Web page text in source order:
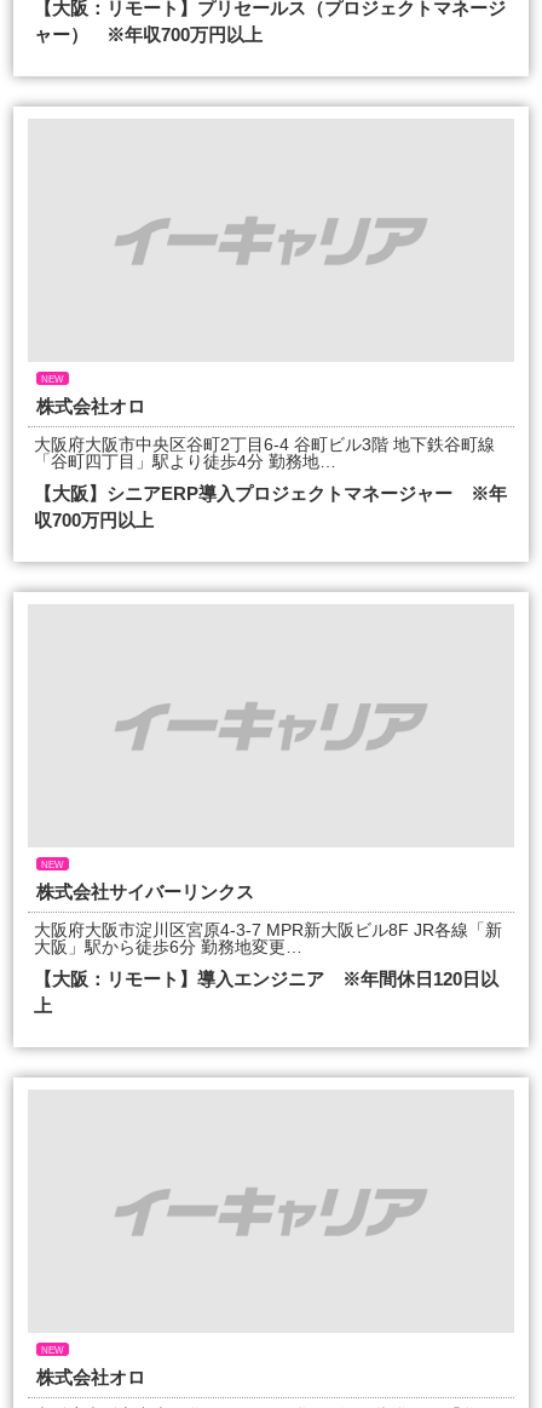
【大阪：リモート】プリセールス（プロジェクトマネージ
ャー） ※年収700万円以上
NEW
株式会社オロ
大阪府大阪市中央区谷町2丁目6-4 谷町ビル3階 地下鉄谷町線
「谷町四丁目」駅より徒歩4分 勤務地…
【大阪】シニアERP導入プロジェクトマネージャー ※年
収700万円以上
NEW
株式会社サイバーリンクス
大阪府大阪市淀川区宮原4-3-7 MPR新大阪ビル8F JR各線「新
大阪」駅から徒歩6分 勤務地変更…
【大阪：リモート】導入エンジニア ※年間休日120日以
上
NEW
株式会社オロ